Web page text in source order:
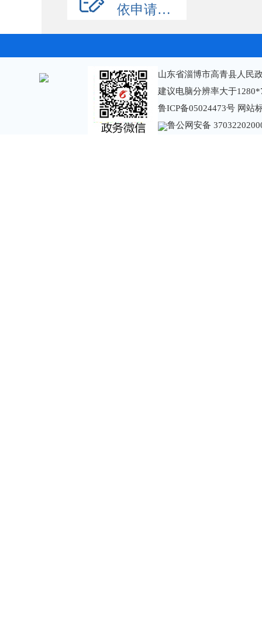
依申请公开
山东省淄博市高青县人民
建议电脑分辨率大于
鲁ICP备05024473号 网站
鲁公网安备